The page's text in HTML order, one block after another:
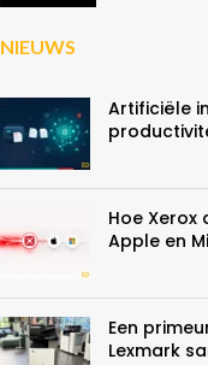
NIEUWS
Artificiële
Hoe
Apple en
Een
Lexmark